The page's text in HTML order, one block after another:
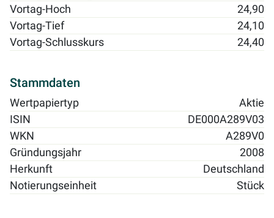
Vortag-Hoch
24,90
Vortag-Tief
24,10
Vortag-Schlusskurs
24,40
Stammdaten
Wertpapiertyp
Aktie
ISIN
DE000A289V03
WKN
A289V0
Gründungsjahr
2008
Herkunft
Deutschland
Notierungseinheit
Stück